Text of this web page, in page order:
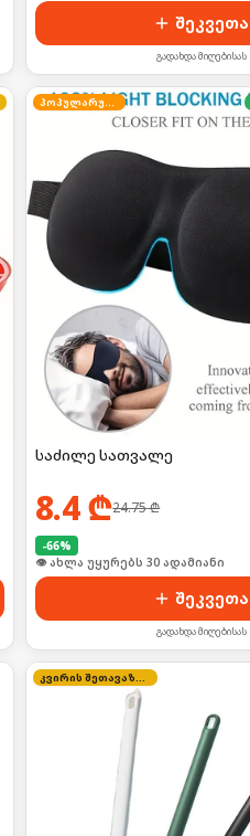
შეკვეთა
გადახდა მიღებისას
პოპულარული
საძილე სათვალე
8.4₾24.75₾
-66%
🛒 ბოლო 24სთ-ში იყიდა 46-მა
შეკვეთა
გადახდა მიღებისას
კვირის შეთავაზება